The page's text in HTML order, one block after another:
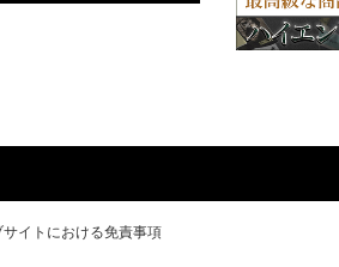
サイトにおける免責事項